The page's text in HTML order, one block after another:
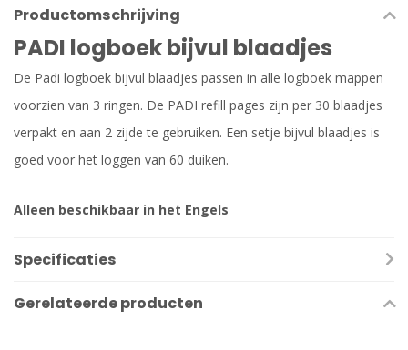
Productomschrijving
PADI logboek bijvul blaadjes
De Padi logboek bijvul blaadjes passen in alle logboek mappen
voorzien van 3 ringen. De PADI refill pages zijn per 30 blaadjes
verpakt en aan 2 zijde te gebruiken. Een setje bijvul blaadjes is
goed voor het loggen van 60 duiken.
Alleen beschikbaar in het Engels
Specificaties
Gerelateerde producten